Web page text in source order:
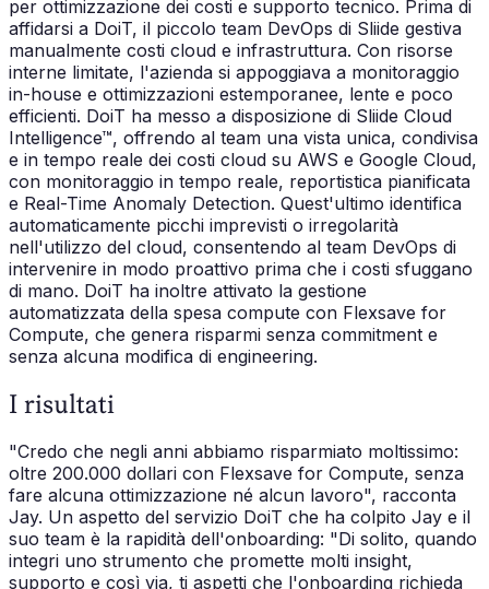
per ottimizzazione dei costi e supporto tecnico. Prima di
affidarsi a DoiT, il piccolo team DevOps di Sliide gestiva
manualmente costi cloud e infrastruttura. Con risorse
interne limitate, l'azienda si appoggiava a monitoraggio
in-house e ottimizzazioni estemporanee, lente e poco
efficienti. DoiT ha messo a disposizione di Sliide Cloud
Intelligence™, offrendo al team una vista unica, condivisa
e in tempo reale dei costi cloud su AWS e Google Cloud,
con monitoraggio in tempo reale, reportistica pianificata
e Real-Time Anomaly Detection. Quest'ultimo identifica
automaticamente picchi imprevisti o irregolarità
nell'utilizzo del cloud, consentendo al team DevOps di
intervenire in modo proattivo prima che i costi sfuggano
di mano. DoiT ha inoltre attivato la gestione
automatizzata della spesa compute con Flexsave for
Compute, che genera risparmi senza commitment e
senza alcuna modifica di engineering.
I risultati
"Credo che negli anni abbiamo risparmiato moltissimo:
oltre 200.000 dollari con Flexsave for Compute, senza
fare alcuna ottimizzazione né alcun lavoro", racconta
Jay. Un aspetto del servizio DoiT che ha colpito Jay e il
suo team è la rapidità dell'onboarding: "Di solito, quando
integri uno strumento che promette molti insight,
supporto e così via, ti aspetti che l'onboarding richieda